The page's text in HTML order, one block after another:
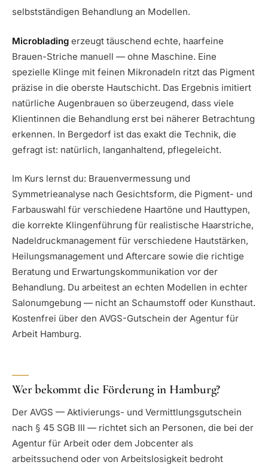
selbstständigen Behandlung an Modellen.
Microblading erzeugt täuschend echte, haarfeine
Brauen-Striche manuell — ohne Maschine. Eine
spezielle Klinge mit feinen Mikronadeln ritzt das Pigment
präzise in die oberste Hautschicht. Das Ergebnis imitiert
natürliche Augenbrauen so überzeugend, dass viele
Klientinnen die Behandlung erst bei näherer Betrachtung
erkennen. In Bergedorf ist das exakt die Technik, die
gefragt ist: natürlich, langanhaltend, pflegeleicht.
Im Kurs lernst du: Brauenvermessung und
Symmetrieanalyse nach Gesichtsform, die Pigment- und
Farbauswahl für verschiedene Haartöne und Hauttypen,
die korrekte Klingenführung für realistische Haarstriche,
Nadeldruckmanagement für verschiedene Hautstärken,
Heilungsmanagement und Aftercare sowie die richtige
Beratung und Erwartungskommunikation vor der
Behandlung. Du arbeitest an echten Modellen in echter
Salonumgebung — nicht an Schaumstoff oder Kunsthaut.
Kostenfrei über den AVGS-Gutschein der Agentur für
Arbeit Hamburg.
Wer bekommt die Förderung in Hamburg?
Der AVGS — Aktivierungs- und Vermittlungsgutschein
nach § 45 SGB III — richtet sich an Personen, die bei der
Agentur für Arbeit oder dem Jobcenter als
arbeitssuchend oder von Arbeitslosigkeit bedroht